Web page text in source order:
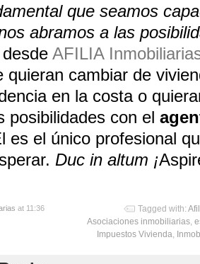
que seamos
abramos a las
AFILIA
quieran cambiar de
en la costa o
posibilidades con el
es el único profesional
Duc in altum ¡
at 11:36 Tagged with:
Asociaciones inmobiliarias
Impuestos Vivienda